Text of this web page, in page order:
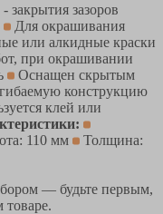
закрытия зазоров
Для окрашивания
или алкидные краски
при окрашивании
Оснащен скрытым
конструкцию
клей или
110 мм
Толщина:
— будьте первым,
товаре.